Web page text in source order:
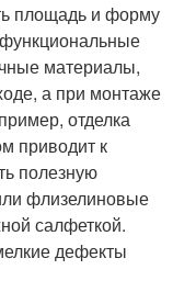
площадь и форму
материалы,
а при монтаже
отделка
приводит к
полезную
флизелиновые
салфеткой.
дефекты